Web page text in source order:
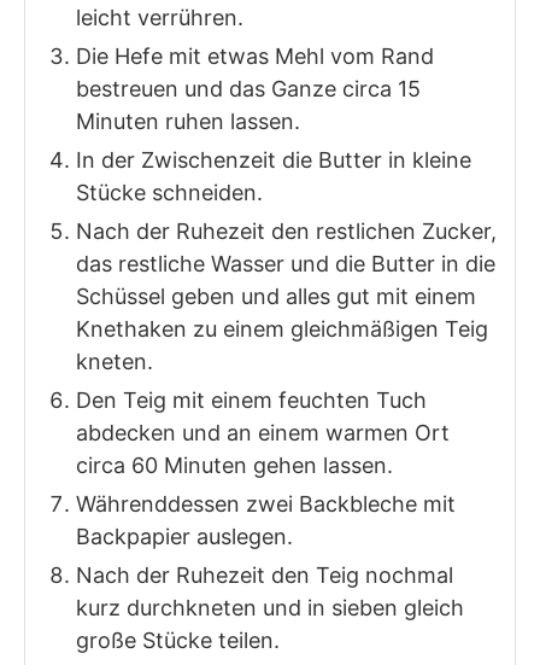
leicht verrühren.
Die Hefe mit etwas Mehl vom Rand
bestreuen und das Ganze circa 15
Minuten ruhen lassen.
In der Zwischenzeit die Butter in kleine
Stücke schneiden.
Nach der Ruhezeit den restlichen Zucker,
das restliche Wasser und die Butter in die
Schüssel geben und alles gut mit einem
Knethaken zu einem gleichmäßigen Teig
kneten.
Den Teig mit einem feuchten Tuch
abdecken und an einem warmen Ort
circa 60 Minuten gehen lassen.
Währenddessen zwei Backbleche mit
Backpapier auslegen.
Nach der Ruhezeit den Teig nochmal
kurz durchkneten und in sieben gleich
große Stücke teilen.